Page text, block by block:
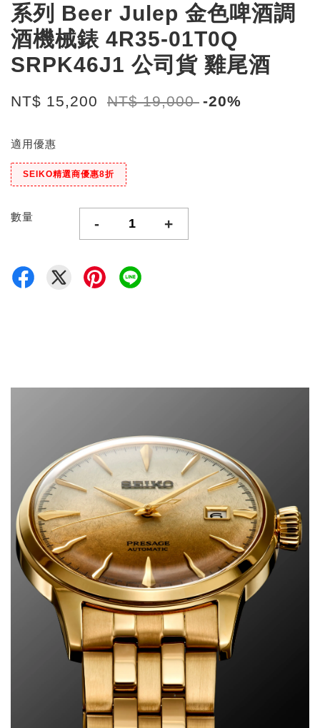
系列 Beer Julep 金色啤酒調
酒機械錶 4R35-01T0Q
SRPK46J1 公司貨 雞尾酒
NT$ 15,200 NT$ 19,000 -20%
適用優惠
SEIKO精選商優惠8折
數量 - +